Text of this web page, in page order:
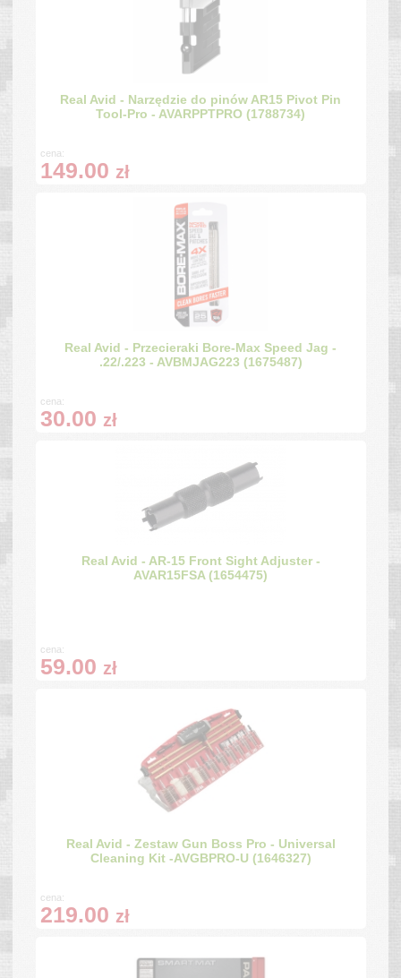
Real Avid - Narzędzie do pinów AR15 Pivot Pin
Tool-Pro - AVARPPTPRO (1788734)
cena:
149.00 zł
Real Avid - Przecieraki Bore-Max Speed Jag -
.22/.223 - AVBMJAG223 (1675487)
cena:
30.00 zł
Real Avid - AR-15 Front Sight Adjuster -
AVAR15FSA (1654475)
cena:
59.00 zł
Real Avid - Zestaw Gun Boss Pro - Universal
Cleaning Kit -AVGBPRO-U (1646327)
cena:
219.00 zł